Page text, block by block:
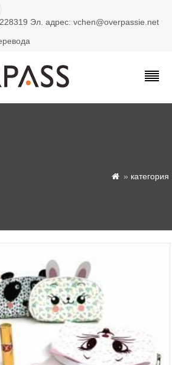
Эл. адрес: vchen@overpassie.net
 » категория